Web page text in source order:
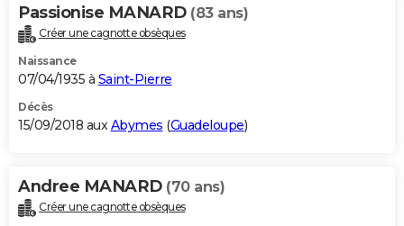
Passionise MANARD (83 ans)
Créer une cagnotte obsèques
Naissance
07/04/1935 à Saint-Pierre
Décès
15/09/2018 auxAbymes (Guadeloupe)
Andree MANARD (70 ans)
Créer une cagnotte obsèques